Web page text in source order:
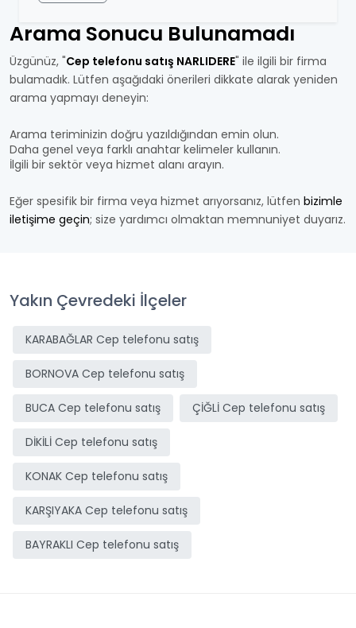
Arama Sonucu Bulunamadı
Üzgünüz, "Cep telefonu satış NARLIDERE" ile ilgili bir firma
bulamadık. Lütfen aşağıdaki önerileri dikkate alarak yeniden
arama yapmayı deneyin:
Arama teriminizin doğru yazıldığından emin olun.
Daha genel veya farklı anahtar kelimeler kullanın.
İlgili bir sektör veya hizmet alanı arayın.
Eğer spesifik bir firma veya hizmet arıyorsanız, lütfen bizimle
iletişime geçin; size yardımcı olmaktan memnuniyet duyarız.
Yakın Çevredeki İlçeler
KARABAĞLAR Cep telefonu satış
BORNOVA Cep telefonu satış
BUCA Cep telefonu satış ÇİĞLİ Cep telefonu satış
DİKİLİ Cep telefonu satış
KONAK Cep telefonu satış
KARŞIYAKA Cep telefonu satış
BAYRAKLI Cep telefonu satış